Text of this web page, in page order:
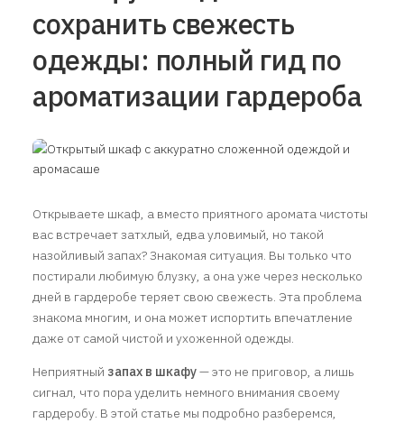
сохранить свежесть
одежды: полный гид по
ароматизации гардероба
Открываете шкаф, а вместо приятного аромата чистоты
вас встречает затхлый, едва уловимый, но такой
назойливый запах? Знакомая ситуация. Вы только что
постирали любимую блузку, а она уже через несколько
дней в гардеробе теряет свою свежесть. Эта проблема
знакома многим, и она может испортить впечатление
даже от самой чистой и ухоженной одежды.
Неприятный запах в шкафу— это не приговор, а лишь
сигнал, что пора уделить немного внимания своему
гардеробу. В этой статье мы подробно разберемся,